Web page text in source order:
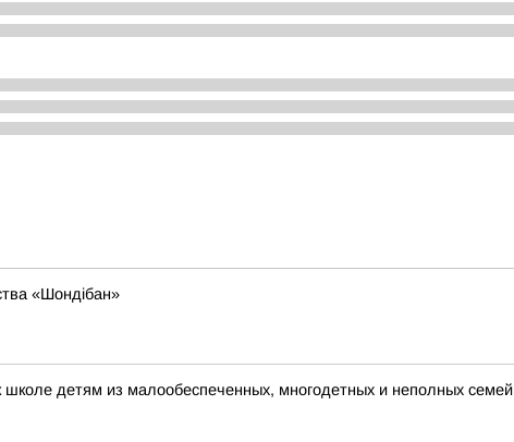
«Шондібан»
школе детям из малообеспеченных, многодетных и неполных семей